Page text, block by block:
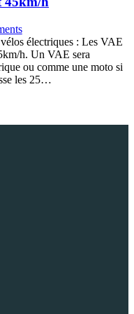
électriques : Les VAE
h. Un VAE sera
ou comme une moto si
les 25…